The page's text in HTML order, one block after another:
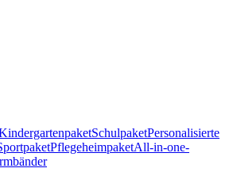
SchulpaketPersonalisierte
PflegeheimpaketAll-in-one-